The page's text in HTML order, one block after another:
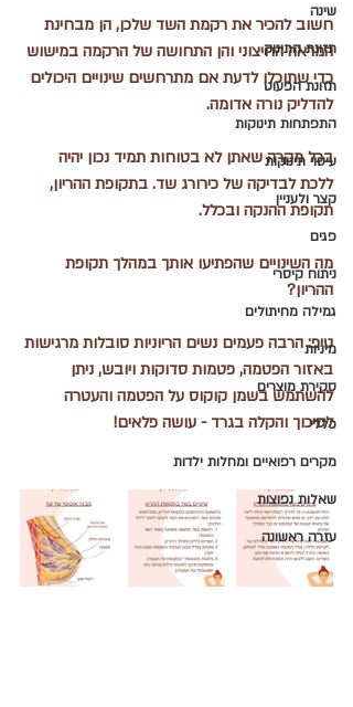
שינה
תזונת התינוק
תזונת הפעוט
התפתחות תינוקות
עיסוי תינוקות
קצר ולעניין
פגים
ניתוח קיסרי
גמילה מחיתולים
מיניות
סקירת מוצרים
כללי
מקרים רפואיים ומחלות ילדות
שאלות נפוצות
עזרה ראשונה
חשוב להכיר את רקמת השד שלכן, הן מבחינת
המראה החיצוני והן התחושה של הרקמה במישוש
כדי שתוכלו לדעת אם מתרחשים שינויים היכולים
להדליק נורה אדומה.
בכל מקרה שאתן לא בטוחות תמיד נכון יהיה
ללכת לבדיקה של כירורג שד. בתקופת ההריון,
תקופת ההנקה ובכלל.
מה השינויים שהפתיעו אותך במהלך תקופת
ההריון?
טיפ: הרבה פעמים נשים הריוניות סובלות מרגישות
באזור הפטמה, פטמות סדוקות ויובש, ניתן
להשתמש בשמן קוקוס על הפטמה והעטרה
לסיכוך והקלה בגרד - עושה פלאים!